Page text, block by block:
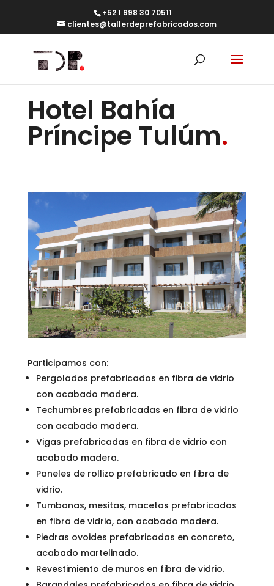
+52 1 998 30 70511
clientes@tallerdeprefabricados.com
Hotel Bahía
Príncipe Tulúm.
Participamos con:
Pergolados prefabricados en fibra de vidrio
con acabado madera.
Techumbres prefabricadas en fibra de vidrio
con acabado madera.
Vigas prefabricadas en fibra de vidrio con
acabado madera.
Paneles de rollizo prefabricado en fibra de
vidrio.
Tumbonas, mesitas, macetas prefabricadas
en fibra de vidrio, con acabado madera.
Piedras ovoides prefabricadas en concreto,
acabado martelinado.
Revestimiento de muros en fibra de vidrio.